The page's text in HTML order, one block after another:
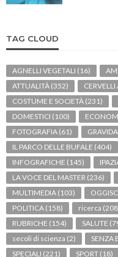
TAG CLOUD
AGNELLI VEGETALI (16)
ATTUALITÀ (352) CERVELLI
COSTUME E SOCIETÀ (231)
DOMESTICI (100)
FOTOGRAFIA (61)
IL PARCO DELLE BUFALE (404)
INFOGRAFICHE (145)
LA VOCE DEL MASTER (236)
MULTIMEDIA (103)
POLITICA (158) ricerca
RUBRICHE (154) SALUTE
secoli di scienza (2) SENZA
SPECIALI (221) SPORT (18)